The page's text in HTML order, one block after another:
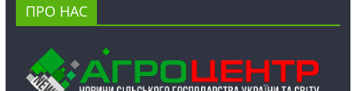
ПРО НАС